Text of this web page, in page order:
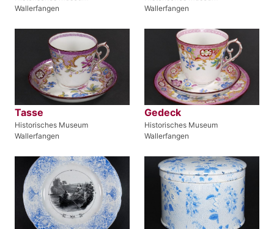
Wallerfangen
Wallerfangen
Tasse
Historisches Museum
Wallerfangen
Gedeck
Historisches Museum
Wallerfangen